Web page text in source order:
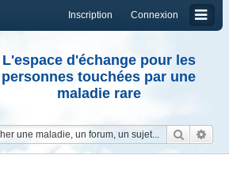
Connexion
Inscription
L'espace d'échange pour les
personnes touchées par une
maladie rare